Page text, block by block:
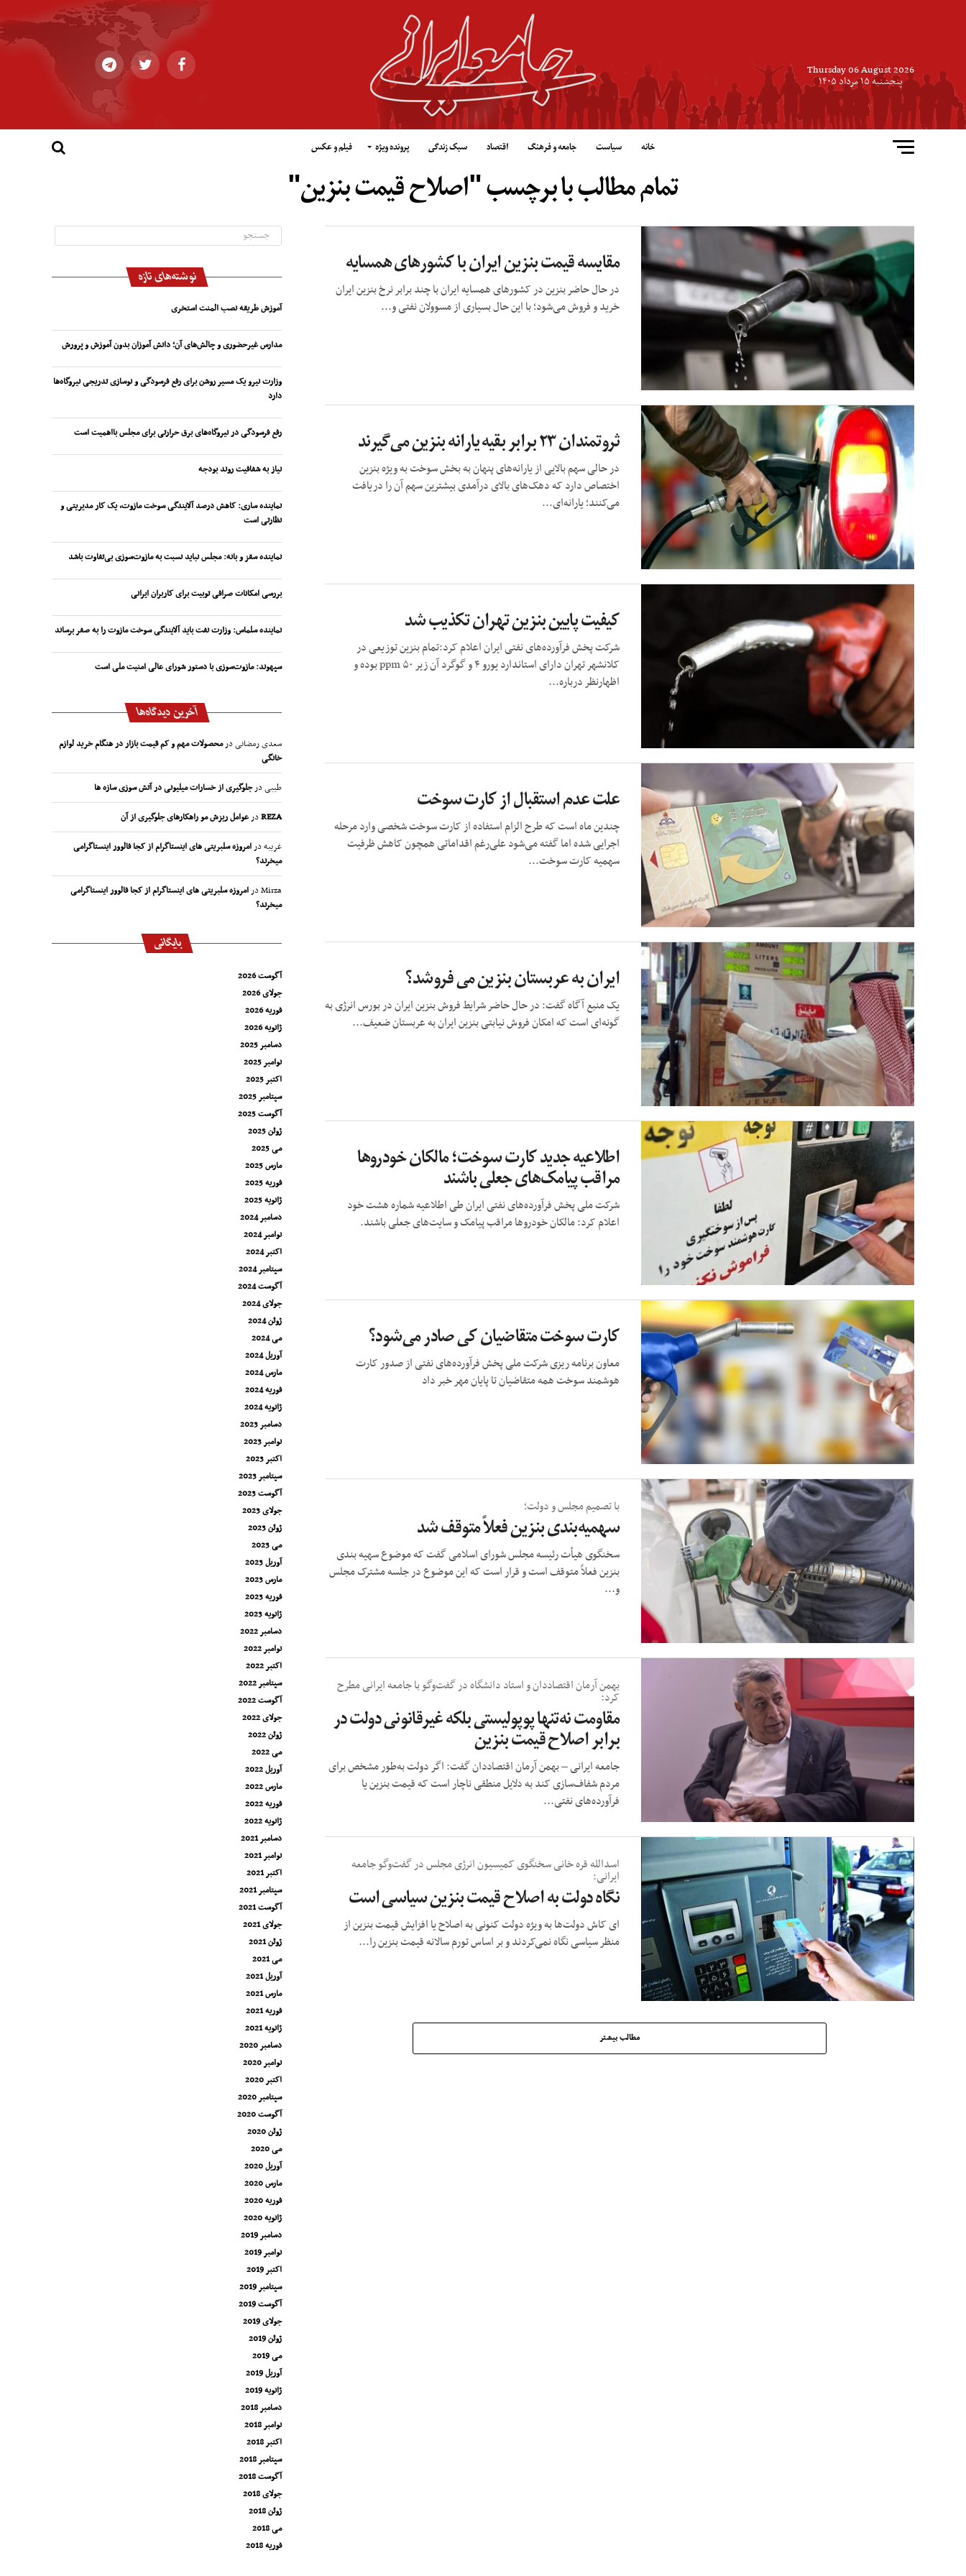
Thursday 06 August 2026
پنجشنبه ۱۵ مرداد ۱۴۰۵
خانه سیاست جامعه و فرهنگ اقتصاد سبک زندگی پرونده ویژه فیلم و عکس
تمام مطالب با برچسب "اصلاح قیمت بنزین"
مقایسه قیمت بنزین ایران با کشورهای همسایه
در حال حاضر بنزین در کشورهای همسایه ایران با چند برابر نرخ بنزین ایران
خرید و فروش می‌شود؛ با این حال بسیاری از مسوولان نفتی و...
ثروتمندان ۲۳ برابر بقیه یارانه بنزین می‌گیرند
در حالی سهم بالایی از یارانه‌های پنهان به بخش سوخت به ویژه بنزین
اختصاص دارد که دهک‌های بالای درآمدی بیشترین سهم آن را دریافت
می‌کنند؛ یارانه‌ای...
کیفیت پایین بنزین تهران تکذیب شد
شرکت پخش فرآورده‌های نفتی ایران اعلام کرد:تمام بنزین توزیعی در
کلانشهر تهران دارای استاندارد یورو ۴ و گوگرد آن زیر ۵۰ ppm بوده و
اظهارنظر درباره...
علت عدم استقبال از کارت سوخت
چندین ماه است که طرح الزام استفاده از کارت سوخت شخصی وارد مرحله
اجرایی شده اما گفته می‌شود علی‌رغم اقداماتی همچون کاهش ظرفیت
سهمیه کارت سوخت...
ایران به عربستان بنزین می فروشد؟
یک منبع آگاه گفت: در حال حاضر شرایط فروش بنزین ایران در بورس انرژی به
گونه‌ای است که امکان فروش نیابتی بنزین ایران به عربستان ضعیف...
اطلاعیه جدید کارت سوخت؛ مالکان خودروها
مراقب پیامک‌های جعلی باشند
شرکت ملی پخش فرآورده‌های نفتی ایران طی اطلاعیه شماره هشت خود
اعلام کرد: مالکان خودروها مراقب پیامک و سایت‌های جعلی باشند.
کارت سوخت متقاضیان کی صادر می‌شود؟
معاون برنامه ریزی شرکت ملی پخش فرآورده‌های نفتی از صدور کارت
هوشمند سوخت همه متقاضیان تا پایان مهر خبر داد
با تصمیم مجلس و دولت؛
سهمیه‌بندی بنزین فعلاً متوقف شد
سخنگوی هیأت رئیسه مجلس شورای اسلامی گفت که موضوع سهیه بندی
بنزین فعلاً متوقف است و قرار است که این موضوع در جلسه مشترک مجلس
و...
بهمن آرمان اقتصاددان و استاد دانشگاه در گفت‌‌وگو با جامعه ایرانی مطرح
کرد:
مقاومت نه‌تنها پوپولیستی بلکه غیرقانونی دولت در
برابر اصلاح قیمت بنزین
جامعه ایرانی – بهمن آرمان اقتصاددان گفت: اگر دولت به‌طور مشخص برای
مردم شفاف‌سازی کند به دلایل منطقی ناچار است که قیمت بنزین یا
فرآورده‌های نفتی...
اسدالله قره خانی سخنگوی کمیسیون انرژی مجلس در گفت‌وگو جامعه
ایرانی:
نگاه دولت به اصلاح قیمت بنزین سیاسی است
ای کاش دولت‌ها به ویژه دولت کنونی به اصلاح یا افزایش قیمت بنزین از
منظر سیاسی نگاه نمی‌کردند و بر اساس تورم سالانه قیمت بنزین را...
مطالب بیشتر
نوشته‌های تازه
آموزش طریقه نصب المنت استخری
مدارس غیرحضوری و چالش‌های آن؛ دانش آموزان بدون آموزش و پرورش
وزارت نیرو یک مسیر روشن برای رفع فرسودگی و نوسازی تدریجی نیروگاه‌ها
دارد
رفع فرسودگی در نیروگاه‌های برق حرارتی برای مجلس بااهمیت است
نیاز به شفافیت روند بودجه
نماینده ساری: کاهش درصد آلایندگی سوخت مازوت، یک کار مدیریتی و
نظارتی است
نماینده سقز و بانه: مجلس نباید نسبت به مازوت‌سوزی بی‌تفاوت باشد
بررسی امکانات صرافی توبیت برای کاربران ایرانی
نماینده سلماس: وزارت نفت باید آلایندگی سوخت مازوت را به صفر برساند
سپهوند:‌ مازوت‌سوزی با دستور شورای عالی امنیت ملی است
آخرین دیدگاه‌ها
سعدی رمضانیدرمحصولات مهم و کم قیمت بازار در هنگام خرید لوازم
خانگی
طیبیدرجلوگیری از خسارات میلیونی در آتش سوزی سازه ها
REZAدرعوامل ریزش مو راهکارهای جلوگیری از آن
غریبهدرامروزه سلبریتی های اینستاگرام از کجا فالوور اینستاگرامی
میخرند؟
Mirzaدرامروزه سلبریتی های اینستاگرام از کجا فالوور اینستاگرامی
میخرند؟
بایگانی
آگوست 2026
جولای 2026
فوریه 2026
ژانویه 2026
دسامبر 2025
نوامبر 2025
اکتبر 2025
سپتامبر 2025
آگوست 2025
ژوئن 2025
می 2025
مارس 2025
فوریه 2025
ژانویه 2025
دسامبر 2024
نوامبر 2024
اکتبر 2024
سپتامبر 2024
آگوست 2024
جولای 2024
ژوئن 2024
می 2024
آوریل 2024
مارس 2024
فوریه 2024
ژانویه 2024
دسامبر 2023
نوامبر 2023
اکتبر 2023
سپتامبر 2023
آگوست 2023
جولای 2023
ژوئن 2023
می 2023
آوریل 2023
مارس 2023
فوریه 2023
ژانویه 2023
دسامبر 2022
نوامبر 2022
اکتبر 2022
سپتامبر 2022
آگوست 2022
جولای 2022
ژوئن 2022
می 2022
آوریل 2022
مارس 2022
فوریه 2022
ژانویه 2022
دسامبر 2021
نوامبر 2021
اکتبر 2021
سپتامبر 2021
آگوست 2021
جولای 2021
ژوئن 2021
می 2021
آوریل 2021
مارس 2021
فوریه 2021
ژانویه 2021
دسامبر 2020
نوامبر 2020
اکتبر 2020
سپتامبر 2020
آگوست 2020
ژوئن 2020
می 2020
آوریل 2020
مارس 2020
فوریه 2020
ژانویه 2020
دسامبر 2019
نوامبر 2019
اکتبر 2019
سپتامبر 2019
آگوست 2019
جولای 2019
ژوئن 2019
می 2019
آوریل 2019
ژانویه 2019
دسامبر 2018
نوامبر 2018
اکتبر 2018
سپتامبر 2018
آگوست 2018
جولای 2018
ژوئن 2018
می 2018
فوریه 2018